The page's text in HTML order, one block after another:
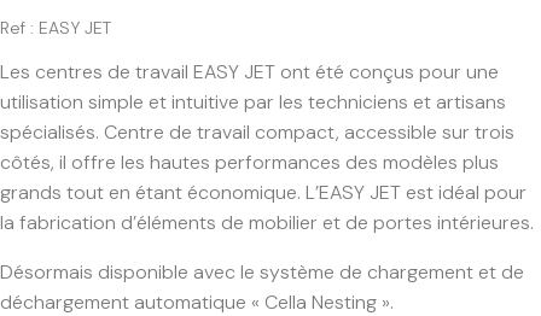
Ref : EASY JET
Les centres de travail EASY JET ont été conçus pour une
utilisation simple et intuitive par les techniciens et artisans
spécialisés. Centre de travail compact, accessible sur trois
côtés, il offre les hautes performances des modèles plus
grands tout en étant économique. L’EASY JET est idéal pour
la fabrication d’éléments de mobilier et de portes intérieures.
Désormais disponible avec le système de chargement et de
déchargement automatique « Cella Nesting ».